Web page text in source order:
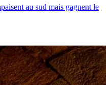
au sud mais gagnent le